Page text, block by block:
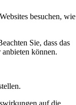
besuchen, wie
Sie, dass das
können.
auf die